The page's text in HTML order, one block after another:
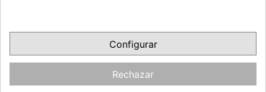
FacebookYouTubePinterest
OPINIONES CLIENTES
Configurar
Rechazar